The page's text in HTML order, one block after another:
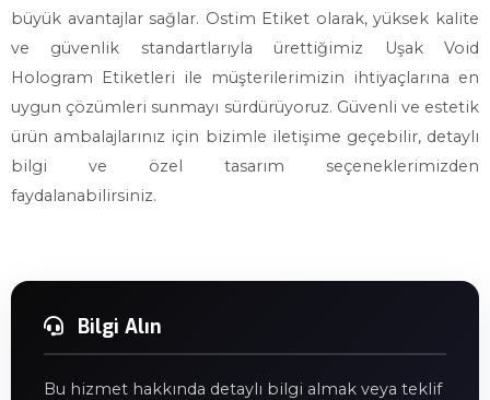
büyük avantajlar sağlar. Ostim Etiket olarak, yüksek kalite
ve güvenlik standartlarıyla ürettiğimiz Uşak Void
Hologram Etiketleri ile müşterilerimizin ihtiyaçlarına en
uygun çözümleri sunmayı sürdürüyoruz. Güvenli ve estetik
ürün ambalajlarınız için bizimle iletişime geçebilir, detaylı
bilgi ve özel tasarım seçeneklerimizden
faydalanabilirsiniz.
Bilgi Alın
Bu hizmet hakkında detaylı bilgi almak veya teklif